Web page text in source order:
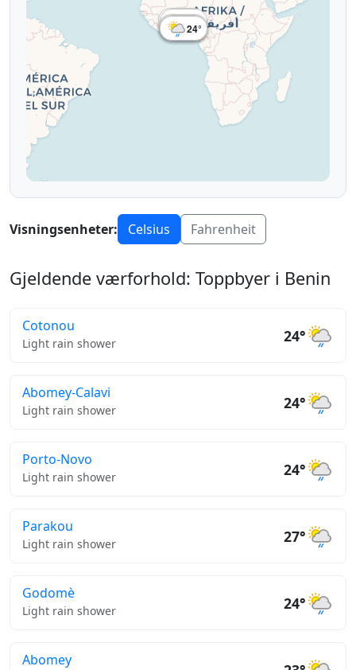
24°
24°
24°
27°
24°
23°
28°
23°
24°
Visningsenheter: Celsius Fahrenheit
Gjeldende værforhold: Toppbyer i Benin
Cotonou
Light rain shower 24°
Abomey-Calavi
Light rain shower 24°
Porto-Novo
Light rain shower 24°
Parakou
Light rain shower 27°
Godomè
Light rain shower 24°
Abomey